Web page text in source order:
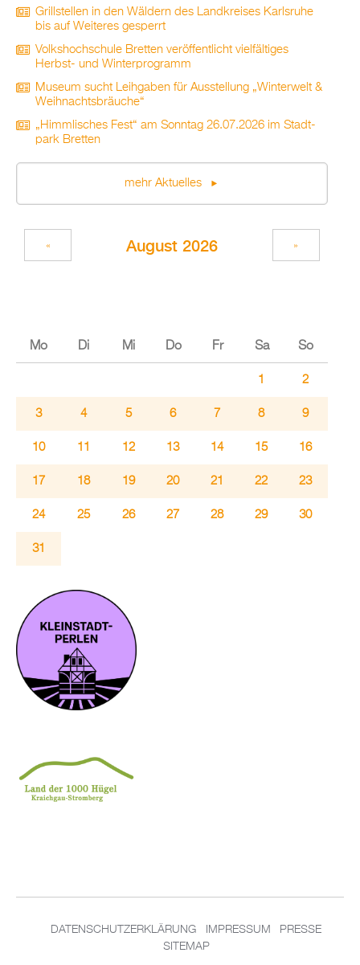
Grill­stel­len in den Wäl­dern des Land­krei­ses Karls­ru­he
bis auf Wei­te­res ge­sperrt
Volks­hoch­schu­le Brett­en ver­öf­fent­licht viel­fäl­ti­ges
Herbst- und Win­ter­pro­gramm
Mu­se­um sucht Leih­ga­ben für Aus­stel­lung „Win­ter­welt &
Weih­nachts­bräu­che“
„Himm­li­sches Fest“ am Sonn­tag 26.07.2026 im Stadt­
park Brett­en
mehr Ak­tu­el­les
Au­gust 2026
« »
Mo Di Mi Do Fr Sa So
1 2
3 4 5 6 7 8 9
10 11 12 13 14 15 16
17 18 19 20 21 22 23
24 25 26 27 28 29 30
31
DA­TEN­SCHUT­Z­ER­KLÄ­RUNG IM­PRES­SUM
PRES­SE
SITEMAP